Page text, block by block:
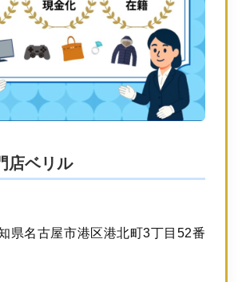
店ベリル
県名古屋市港区港北町3丁目52番